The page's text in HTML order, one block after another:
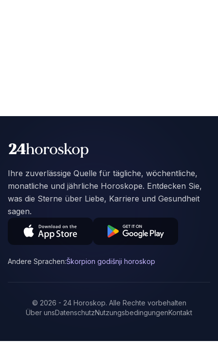
Ihre zuverlässige Quelle für tägliche, wöchentliche,
monatliche und jährliche Horoskope. Entdecken Sie,
was die Sterne über Liebe, Karriere und Gesundheit
sagen.
Andere Sprachen:Škorpion godišnji horoskop
© 2026 - 24 Horoskop. Alle Rechte vorbehalten
Über unsDatenschutzNutzungsbedingungenKontakt